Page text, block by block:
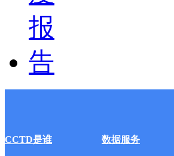
CCTD是谁 数据服务